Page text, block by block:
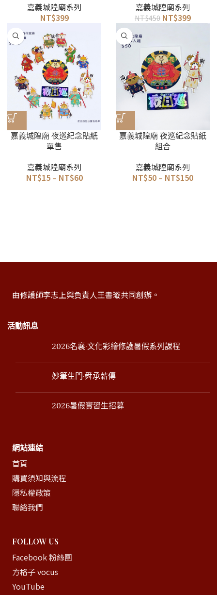
嘉義城隍廟系列
NT$399
嘉義城隍廟系列
NT$450 NT$399
嘉義城隍廟 夜巡紀念貼紙
單售
嘉義城隍廟系列
NT$15 – NT$60
嘉義城隍廟 夜巡紀念貼紙
組合
嘉義城隍廟系列
NT$50 – NT$150
由修護師李志上與負責人王書璇共同創辦。
活動訊息
2026名襄·文化彩繪修護暑假系列課程
妙筆生門·舜承薪傳
2026暑假實習生招募
網站連結
首頁
購買須知與流程
隱私權政策
聯絡我們
FOLLOW US
Facebook 粉絲團
方格子 vocus
YouTube